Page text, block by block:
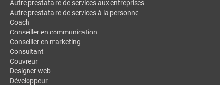
Autre prestataire de services aux entreprises
Autre prestataire de services à la personne
Coach
Conseiller en communication
Conseiller en marketing
Consultant
Couvreur
Designer web
Développeur